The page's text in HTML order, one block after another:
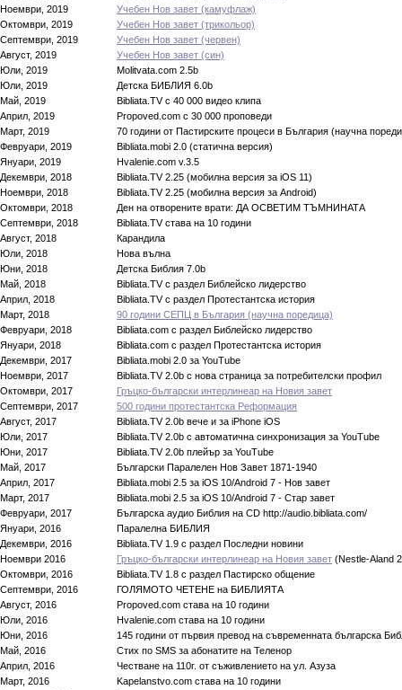
Ноември, 2019
Учебен Нов завет (камуфлаж)
Октомври, 2019
Учебен Нов завет (трикольор)
Септември, 2019
Учебен Нов завет (червен)
Август, 2019
Учебен Нов завет (син)
Юли, 2019
Molitvata.com 2.5b
Юли, 2019
Детска БИБЛИЯ 6.0b
Май, 2019
Bibliata.TV с 40 000 видео клипа
Април, 2019
Propoved.com с 30 000 проповеди
Март, 2019
70 години от Пастирските процеси в България (научна
Февруари, 2019
Bibliata.mobi 2.0 (статична версия)
Януари, 2019
Hvalenie.com v.3.5
Декември, 2018
Bibliata.TV 2.25 (мобилна версия за iOS 11)
Ноември, 2018
Bibliata.TV 2.25 (мобилна версия за Android)
Октомври, 2018
Ден на отворените врати: ДА ОСВЕТИМ ТЪМНИНАТА
Септември, 2018
Bibliata.TV става на 10 години
Август, 2018
Карандила
Юли, 2018
Нова вълна
Юни, 2018
Детска Библия 7.0b
Май, 2018
Bibliata.TV с раздел Библейско лидерство
Април, 2018
Bibliata.TV с раздел Протестантска история
Март, 2018
90 години СЕПЦ в България (научна поредица)
Февруари, 2018
Bibliata.com с раздел Библейско лидерство
Януари, 2018
Bibliata.com с раздел Протестантска история
Декември, 2017
Bibliata.mobi 2.0 за YouTube
Ноември, 2017
Bibliata.TV 2.0b с нова страница за потребителски профил
Октомври, 2017
Гръцко-български интерлинеар на Новия завет
Септември, 2017
500 години протестантска Реформация
Август, 2017
Bibliata.TV 2.0b вече и за iPhone iOS
Юли, 2017
Bibliata.TV 2.0b с автоматична синхронизация за YouTube
Юни, 2017
Bibliata.TV 2.0b плейър за YouTube
Май, 2017
Български Паралелен Нов Завет 1871-1940
Април, 2017
Bibliata.mobi 2.5 за iOS 10/Android 7 - Нов завет
Март, 2017
Bibliata.mobi 2.5 за iOS 10/Android 7 - Стар завет
Февруари, 2017
Българска аудио Библия на CD http://audio.bibliata.com/
Януари, 2016
Паралелна БИБЛИЯ
Декември, 2016
Bibliata.TV 1.9 с раздел Последни новини
Ноември 2016
Гръцко-български интерлинеар на Новия завет (Nestle-Aland
Октомври, 2016
Bibliata.TV 1.8 с раздел Пастирско общение
Септември, 2016
ГОЛЯМОТО ЧЕТЕНЕ на БИБЛИЯТА
Август, 2016
Propoved.com става на 10 години
Юли, 2016
Hvalenie.com става на 10 години
Юни, 2016
145 години от първия превод на съвременната българска
Май, 2016
Стих по SMS за абонатите на Теленор
Април, 2016
Честване на 110г. от съживлението на ул. Азуза
Март, 2016
Kapelanstvo.com става на 10 години